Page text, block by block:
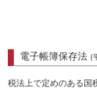
電子帳簿保存法 (
税法上で定めのある国